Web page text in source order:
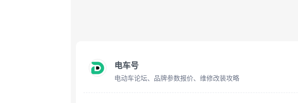
电车号
电动车论坛、品牌参数报价、维修改装攻略